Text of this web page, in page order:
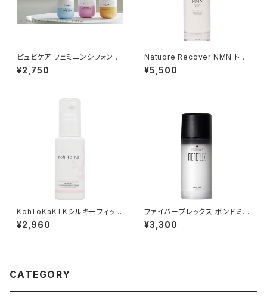
ピュビケア フェミニンシフォンソ
ープ 220ml
¥2,750
Natuore Recover NMN トリ
ートメントローション 120ml
¥5,500
KohToKaKTKシルキーフィット
エマルジョン
¥2,960
ファイバープレックス ボンドミル
ク 100g
¥3,300
CATEGORY